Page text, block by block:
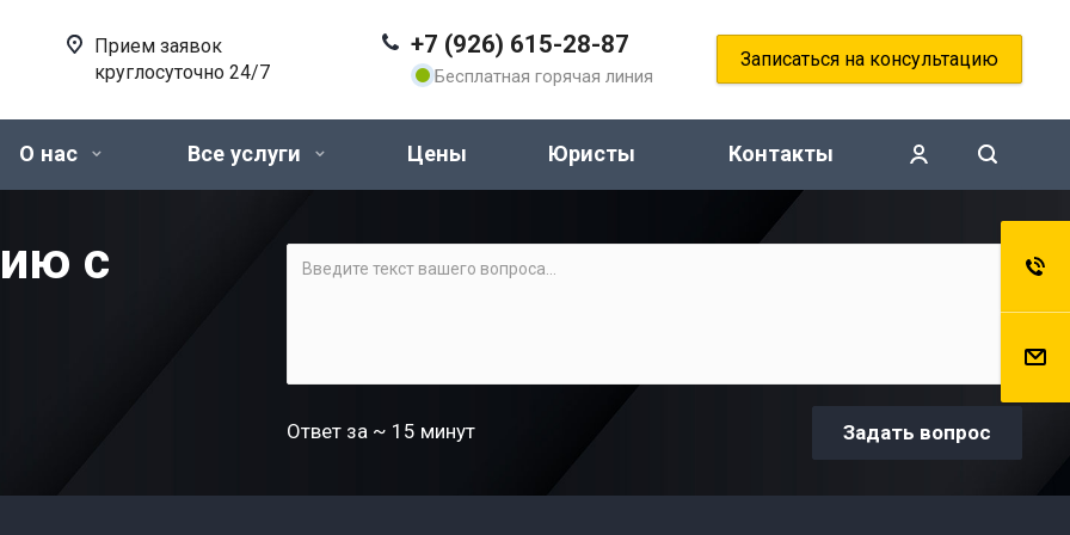
+7 (926) 615-28-87
Бесплатная горячая линия
Записаться на консультацию
Прием заявок
круглосуточно 24/7
О нас Все услуги Цены Юристы Контакты
с
Ответ за ~ 15 минут